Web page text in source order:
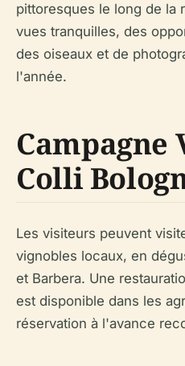
pittoresques le long de la
vues tranquilles, des
des oiseaux et de
l'année.
Campagne
Colli
Les visiteurs peuvent
vignobles locaux, en
et Barbera. Une
est disponible dans les
réservation à l'avance